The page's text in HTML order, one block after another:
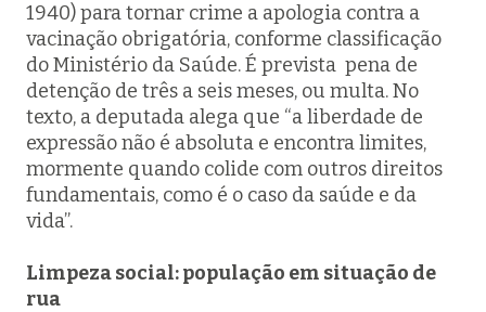
1940) para tornar crime a apologia contra a
vacinação obrigatória, conforme classificação
do Ministério da Saúde. É prevista pena de
detenção de três a seis meses, ou multa. No
texto, a deputada alega que “a liberdade de
expressão não é absoluta e encontra limites,
mormente quando colide com outros direitos
fundamentais, como é o caso da saúde e da
vida”.
Limpeza social: população em situação de
rua